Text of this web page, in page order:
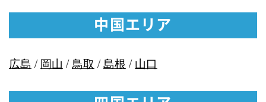
中国エリア
広島 /岡山 /鳥取 /島根 /山口